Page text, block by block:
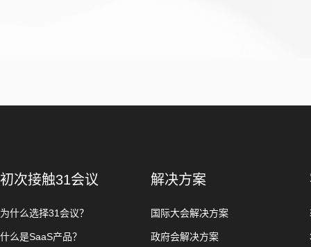
初次接触31会议
为什么选择31会议？
什么是SaaS产品？
解决方案
国际大会解决方案
政府会解决方案